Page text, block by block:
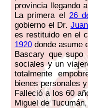
provincia llegando
La primera el 26
gobierno el Dr.
es restituido en el
1920 donde asume
Bascary que supo
sociales y un
totalmente
bienes personales
Falleció a los 60
Miguel de